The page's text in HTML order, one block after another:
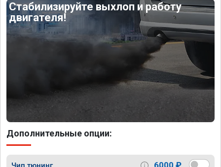
Стабилизируйте выхлоп и работу
двигателя!
Дополнительные опции: